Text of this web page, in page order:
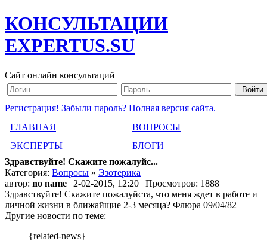
КОНСУЛЬТАЦИИ
EXPERTUS.SU
Сайт онлайн консультаций
Регистрация! Забыли пароль? Полная версия сайта.
ГЛАВНАЯ
ВОПРОСЫ
ЭКСПЕРТЫ
БЛОГИ
Здравствуйте! Скажите пожалуйс...
Категория: Вопросы » Эзотерика
автор: no name | 2-02-2015, 12:20 | Просмотров: 1888
Здравствуйте! Скажите пожалуйста, что меня ждет в работе и
личной жизни в ближайщие 2-3 месяца? Флюра 09/04/82
Другие новости по теме:
{related-news}